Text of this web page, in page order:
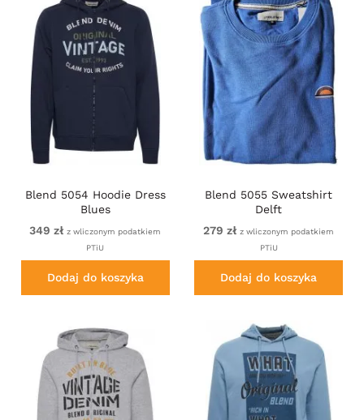
Blend 5054 Hoodie Dress
Blues
349 zł z wliczonym podatkiem
PTiU
Dodaj do koszyka
Blend 5055 Sweatshirt
Delft
279 zł z wliczonym podatkiem
PTiU
Dodaj do koszyka